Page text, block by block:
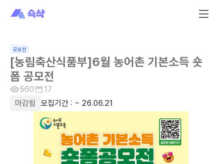
공모전
[농림축산식품부]6월 농어촌 기본소득 숏
폼 공모전
560
17
마감됨
모집기간 : ~ 26.06.21